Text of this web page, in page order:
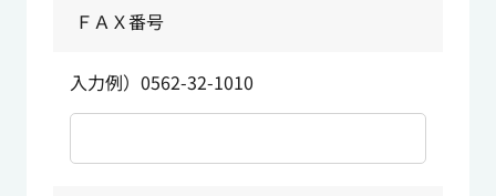
ＦＡＸ番号
入力例）0562-32-1010